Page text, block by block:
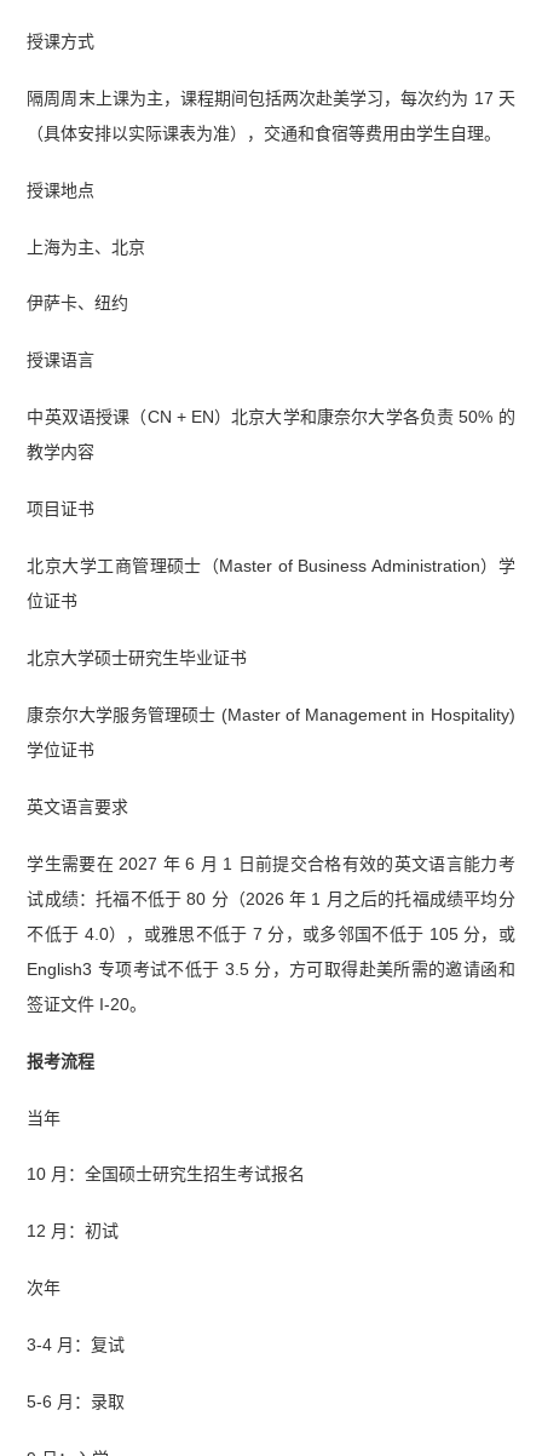
授课方式
隔周周末上课为主，课程期间包括两次赴美学习，每次约为 17 天
（具体安排以实际课表为准），交通和食宿等费用由学生自理。
授课地点
上海为主、北京
伊萨卡、纽约
授课语言
中英双语授课（CN + EN）北京大学和康奈尔大学各负责 50% 的
教学内容
项目证书
北京大学工商管理硕士（Master of Business Administration）学
位证书
北京大学硕士研究生毕业证书
康奈尔大学服务管理硕士 (Master of Management in Hospitality)
学位证书
英文语言要求
学生需要在 2027 年 6 月 1 日前提交合格有效的英文语言能力考
试成绩：托福不低于 80 分（2026 年 1 月之后的托福成绩平均分
不低于 4.0），或雅思不低于 7 分，或多邻国不低于 105 分，或
English3 专项考试不低于 3.5 分，方可取得赴美所需的邀请函和
签证文件 I-20。
报考流程
当年
10 月：全国硕士研究生招生考试报名
12 月：初试
次年
3-4 月：复试
5-6 月：录取